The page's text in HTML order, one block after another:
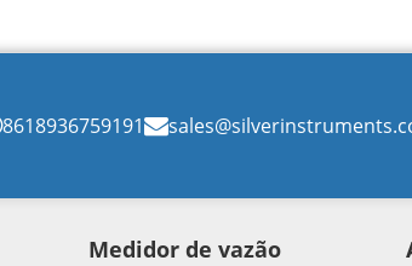
8618936759191
Medidor de vazão